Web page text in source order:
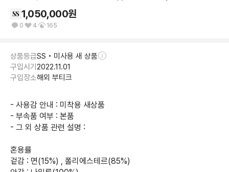
1,050,000원
0 4 165
상품등급SS • 미사용 새 상품
구입시기 2022.11.01
구입장소해외 부티크
- 사용감 안내 : 미착용 새상품
- 부속품 여부 : 본품
- 그 외 상품 관련 설명 :
혼용률
겉감 : 면(15%) , 폴리에스테르(85%)